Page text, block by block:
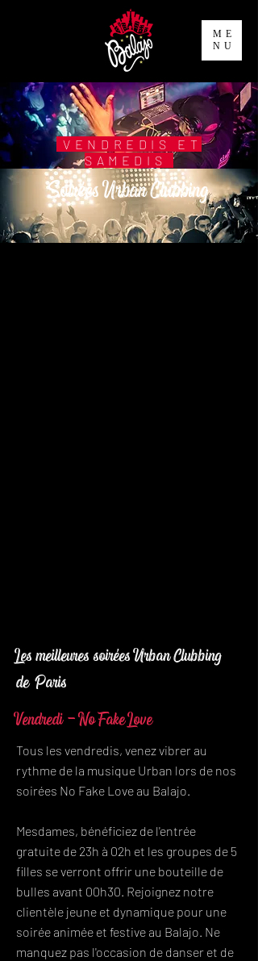
ME
NU
VENDREDIS ET
SAMEDIS
Soirées Urban Clubbing
Les meilleures soirées Urban Clubbing
de Paris
Vendredi - No Fake Love
Tous les vendredis, venez vibrer au
rythme de la musique Urban lors de nos
soirées No Fake Love au Balajo.
Mesdames, bénéficiez de l'entrée
gratuite de 23h à 02h et les groupes de 5
filles se verront offrir une bouteille de
bulles avant 00h30. Rejoignez notre
clientèle jeune et dynamique pour une
soirée animée et festive au Balajo. Ne
manquez pas l'occasion de danser et de